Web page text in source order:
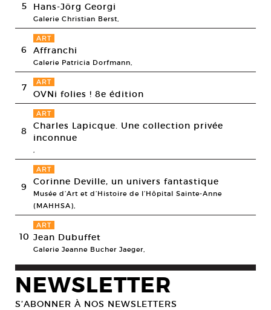
5 Hans-Jörg Georgi
Galerie Christian Berst,
6
ART
Affranchi
Galerie Patricia Dorfmann,
7 ART
OVNi folies ! 8e édition
8
ART
Charles Lapicque. Une collection privée
inconnue
,
9
ART
Corinne Deville, un univers fantastique
Musée d’Art et d’Histoire de l’Hôpital Sainte-Anne
(MAHHSA),
10
ART
Jean Dubuffet
Galerie Jeanne Bucher Jaeger,
NEWSLETTER
S’ABONNER À NOS NEWSLETTERS